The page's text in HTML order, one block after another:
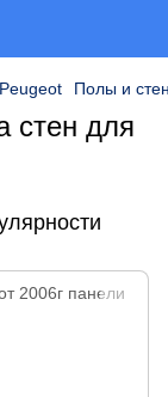
Полы и
стен для